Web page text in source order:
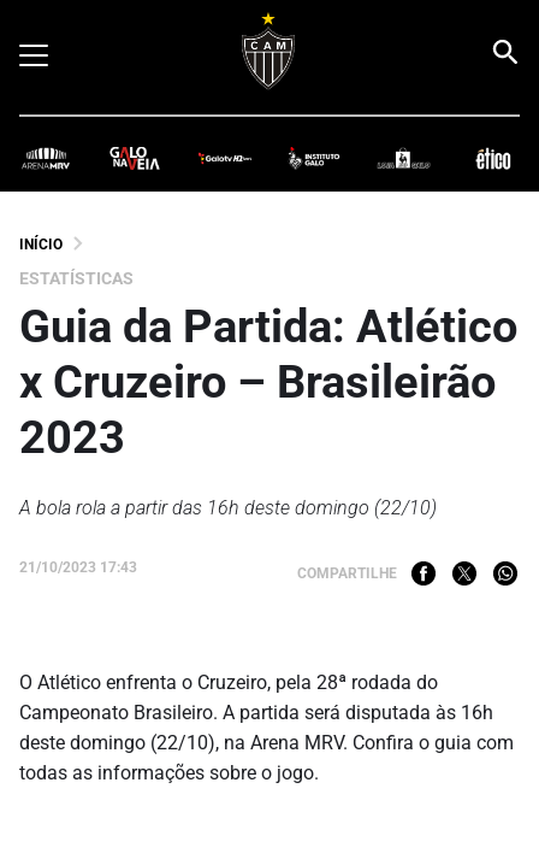
INÍCIO
ESTATÍSTICAS
Guia da Partida: Atlético
x Cruzeiro – Brasileirão
2023
A bola rola a partir das 16h deste domingo (22/10)
21/10/2023 17:43 COMPARTILHE
O Atlético enfrenta o Cruzeiro, pela 28ª rodada do
Campeonato Brasileiro. A partida será disputada às 16h
deste domingo (22/10), na Arena MRV. Confira o guia com
todas as informações sobre o jogo.